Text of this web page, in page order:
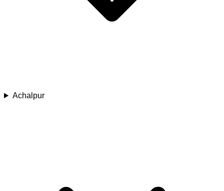
Achalpur